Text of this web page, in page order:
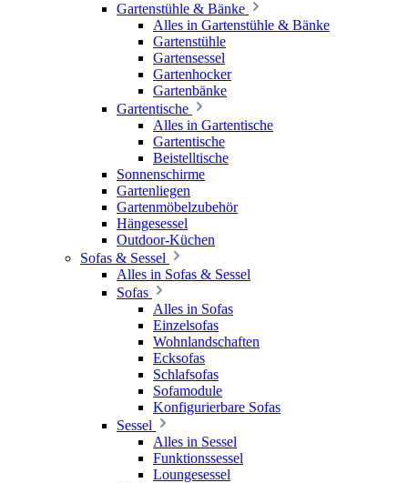
Gartenstühle & Bänke
Alles in Gartenstühle & Bänke
Gartenstühle
Gartensessel
Gartenhocker
Gartenbänke
Gartentische
Alles in Gartentische
Gartentische
Beistelltische
Sonnenschirme
Gartenliegen
Gartenmöbelzubehör
Hängesessel
Outdoor-Küchen
Sofas & Sessel
Alles in Sofas & Sessel
Sofas
Alles in Sofas
Einzelsofas
Wohnlandschaften
Ecksofas
Schlafsofas
Sofamodule
Konfigurierbare Sofas
Sessel
Alles in Sessel
Funktionssessel
Loungesessel